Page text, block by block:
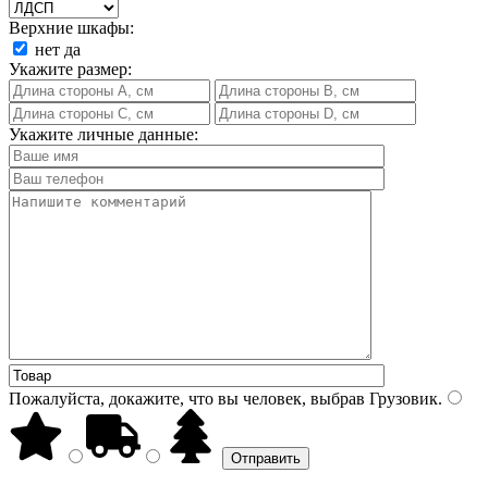
Верхние шкафы:
нет да
Укажите размер:
Укажите личные данные:
Пожалуйста, докажите, что вы человек, выбрав Грузовик.